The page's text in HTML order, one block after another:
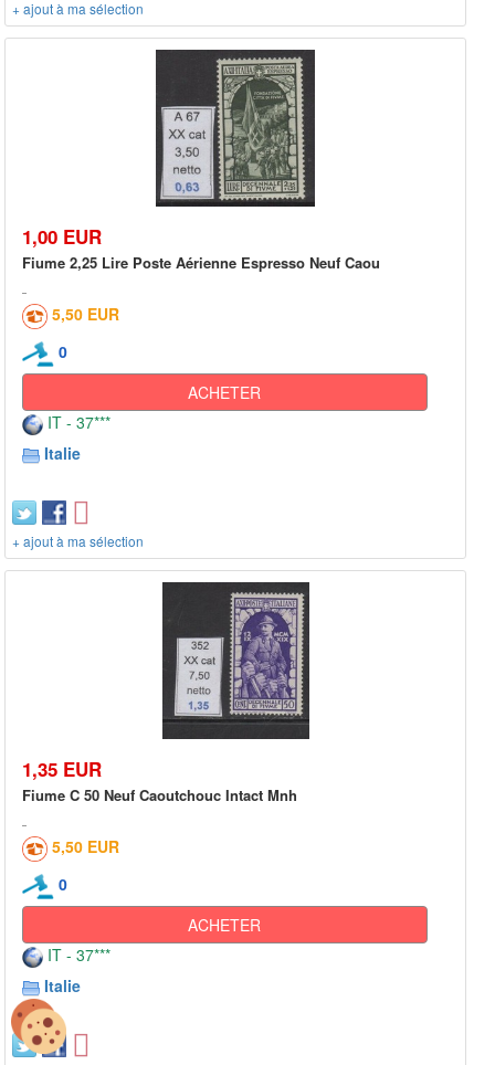
+ ajout à ma sélection
1,00 EUR
Fiume 2,25 Lire Poste Aérienne Espresso Neuf Caou
5,50 EUR
0
ACHETER
IT - 37***
Italie
+ ajout à ma sélection
1,35 EUR
Fiume C 50 Neuf Caoutchouc Intact Mnh
5,50 EUR
0
ACHETER
IT - 37***
Italie